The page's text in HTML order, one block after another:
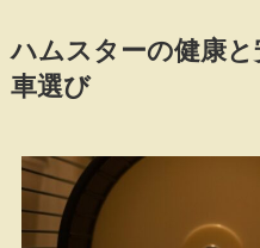
ハムスターの健康
車選び